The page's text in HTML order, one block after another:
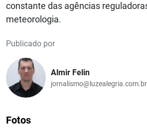
constante das agências
meteorologia.
Publicado por
Almir Felin
jornalismo@luzealegria.com.br
Fotos